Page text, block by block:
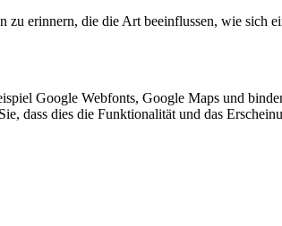
erinnern, die die Art beeinflussen, wie sich
Google Webfonts, Google Maps und
dass dies die Funktionalität und das